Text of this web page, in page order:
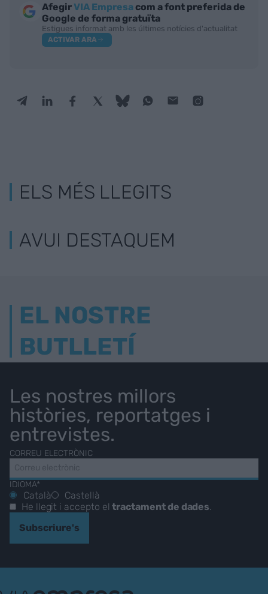
AfegirVIA Empresa com a font preferida de
Google de forma gratuïta
Estigues informat amb les últimes notícies d'actualitat
ACTIVAR ARA
ELS MÉS LLEGITS
AVUI DESTAQUEM
EL NOSTRE
BUTLLETÍ
Les nostres millors
històries, reportatges i
entrevistes.
CORREU ELECTRÒNIC
IDIOMA*
Català
Castellà
He llegit i accepto eltractament de dades
Subscriure's